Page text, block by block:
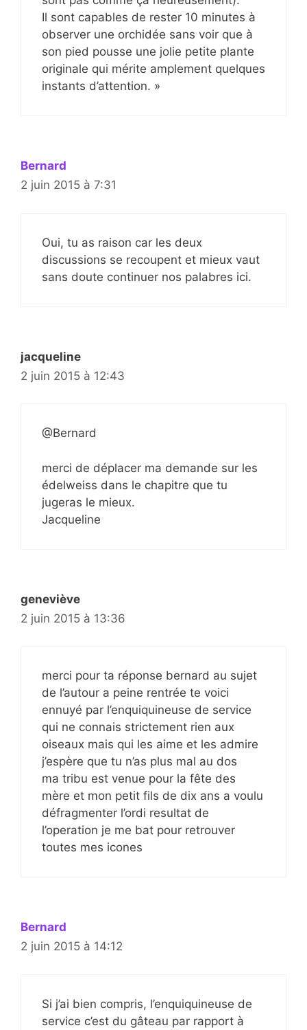
Il sont capables de rester 10 minutes à
observer une orchidée sans voir que à
son pied pousse une jolie petite plante
originale qui mérite amplement quelques
instants d’attention. »
Bernard
2 juin 2015 à 7:31
Oui, tu as raison car les deux
discussions se recoupent et mieux vaut
sans doute continuer nos palabres ici.
jacqueline
2 juin 2015 à 12:43
@Bernard
merci de déplacer ma demande sur les
édelweiss dans le chapitre que tu
jugeras le mieux.
Jacqueline
geneviève
2 juin 2015 à 13:36
merci pour ta réponse bernard au sujet
de l’autour a peine rentrée te voici
ennuyé par l’enquiquineuse de service
qui ne connais strictement rien aux
oiseaux mais qui les aime et les admire
j’espère que tu n’as plus mal au dos
ma tribu est venue pour la fête des
mère et mon petit fils de dix ans a voulu
défragmenter l’ordi resultat de
l’operation je me bat pour retrouver
toutes mes icones
Bernard
2 juin 2015 à 14:12
Si j’ai bien compris, l’enquiquineuse de
service c’est du gâteau par rapport à